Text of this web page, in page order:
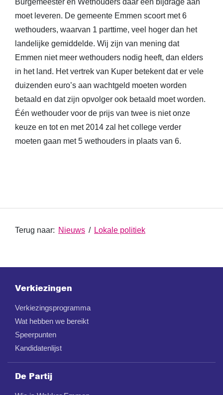
Burgemeester en Wethouders daar een bijdrage aan
moet leveren. De gemeente Emmen scoort met 6
wethouders, waarvan 1 parttime, veel hoger dan het
landelijke gemiddelde. Wij zijn van mening dat
Emmen niet meer wethouders nodig heeft, dan elders
in het land. Het vertrek van Kuper betekent dat er vele
duizenden euro’s aan wachtgeld moeten worden
betaald en dat zijn opvolger ook betaald moet worden.
Één wethouder voor de prijs van twee is niet onze
keuze en tot en met 2014 zal het college verder
moeten gaan met 5 wethouders in plaats van 6.
Terug naar: Nieuws / Lokale politiek
Verkiezingen
Verkiezingsprogramma
Wat hebben we bereikt
Speerpunten
Kandidatenlijst
De Partij